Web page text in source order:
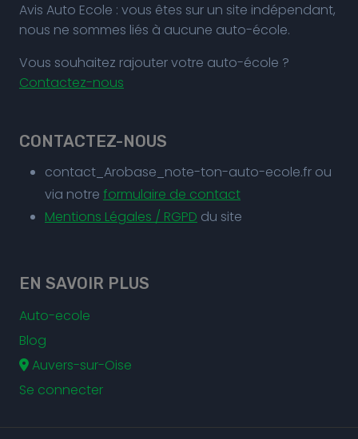
Avis Auto Ecole : vous êtes sur un site indépendant,
nous ne sommes liés à aucune auto-école.
Vous souhaitez rajouter votre auto-école ?
Contactez-nous
CONTACTEZ-NOUS
contact_Arobase_note-ton-auto-ecole.fr ou
via notre formulaire de contact
Mentions Légales / RGPD du site
EN SAVOIR PLUS
Auto-ecole
Blog
Auvers-sur-Oise
Se connecter